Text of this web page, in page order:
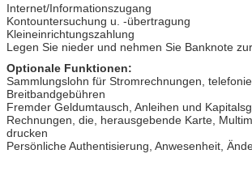
Internet/Informationszugang
Kontountersuchung u. -übertragung
Kleineinrichtungszahlung
Legen Sie nieder und nehmen Sie Banknote
Optionale Funktionen:
Sammlungslohn für Stromrechnungen,
Breitbandgebühren
Fremder Geldumtausch, Anleihen und
Rechnungen, die, herausgebende Karte,
drucken
Persönliche Authentisierung, Anwesenheit,